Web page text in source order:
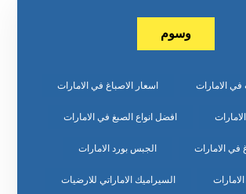
وسوم
الامارات اسعار الاصباغ في الامارات
افضل انواع الصبغ في الامارات
في الامارات الجبس بورد الامارات
السيراميك الاماراتي للارضيات